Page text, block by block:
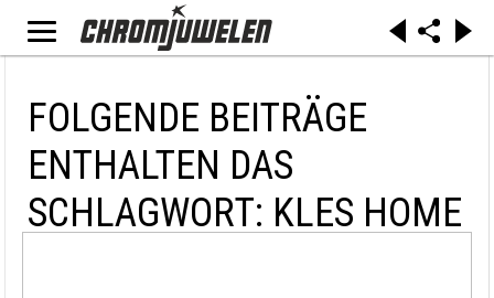
FOLGENDE BEITRÄGE
ENTHALTEN DAS
SCHLAGWORT: KLES HOME